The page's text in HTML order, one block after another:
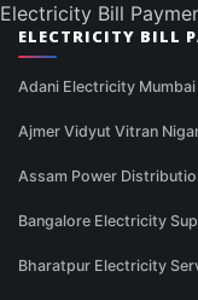
Electricity Bill
ELECTRICITY BILL
Adani Electricity
Ajmer Vidyut Vitran
Assam Power
Bangalore Electricity
Bharatpur Electricity